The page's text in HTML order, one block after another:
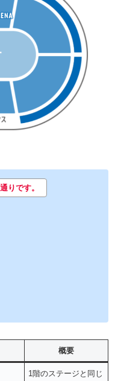
りです。
概要
1階のステージと同じ